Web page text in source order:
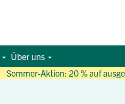
Sommer-Aktion: 20 % auf
Über uns